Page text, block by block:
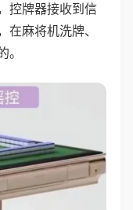
控牌器接收到信
麻将机洗牌、